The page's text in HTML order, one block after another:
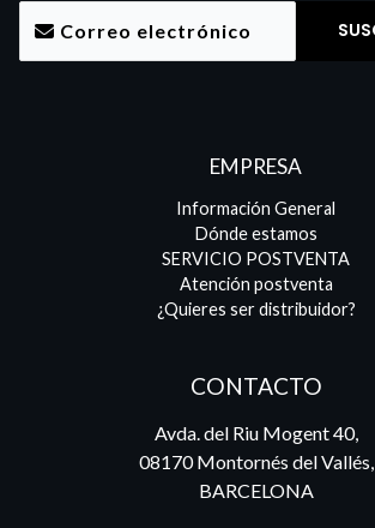
EMPRESA
Información General
Dónde estamos
SERVICIO POSTVENTA
Atención postventa
¿Quieres ser distribuidor?
CONTACTO
Avda. del Riu Mogent 40,
08170 Montornés del Vallés,
BARCELONA